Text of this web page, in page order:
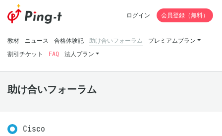
教材 ニュース 合格体験記 助け合いフォーラム
プレミアムプラン
割引チケット
FAQ 法人プラン
ログイン 会員登録（無料）
助け合いフォーラム
Cisco